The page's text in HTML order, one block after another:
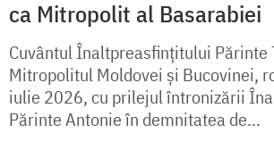
ca Mitropolit al Basarabiei
Cuvântul Înaltpreasfințitului Părinte
Mitropolitul Moldovei și Bucovinei,
iulie 2026, cu prilejul întronizării
Părinte Antonie în demnitatea de...